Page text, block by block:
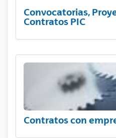
Convocatorias,
Contratos PIC
Contratos con